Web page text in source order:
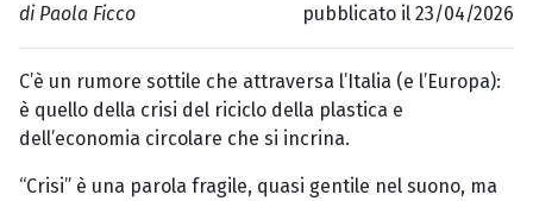
di Paola Ficco pubblicato il 23/04/2026
C’è un rumore sottile che attraversa l’Italia (e l’Europa):
è quello della crisi del riciclo della plastica e
dell’economia circolare che si incrina.
“Crisi” è una parola fragile, quasi gentile nel suono, ma